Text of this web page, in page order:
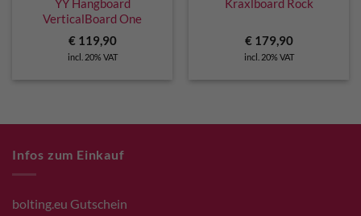
YY Hangboard
VerticalBoard One
€119,90
incl. 20% VAT
Kraxlboard Rock
€179,90
incl. 20% VAT
Infos zum Einkauf
bolting.eu Gutschein